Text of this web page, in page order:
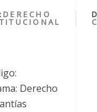
DERECHO
Derecho